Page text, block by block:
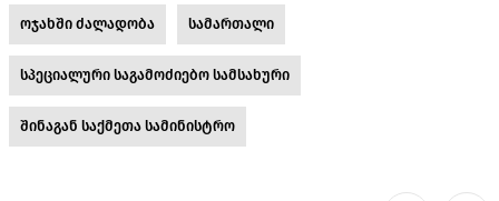
ოჯახში ძალადობა სამართალი
სპეციალური საგამოძიებო სამსახური
შინაგან საქმეთა სამინისტრო